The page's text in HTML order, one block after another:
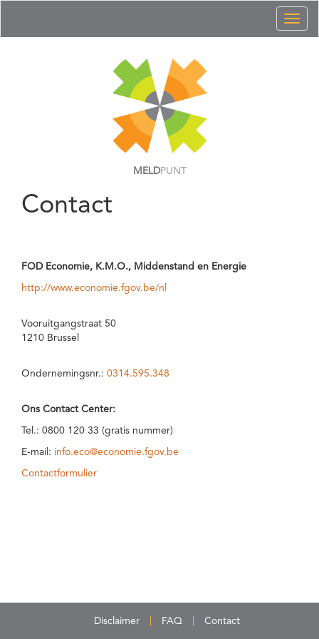
MELDPUNT
Contact
FOD Economie, K.M.O., Middenstand en Energie
http://www.economie.fgov.be/nl
Vooruitgangstraat 50
1210 Brussel
Ondernemingsnr.: 0314.595.348
Ons Contact Center:
Tel.: 0800 120 33 (gratis nummer)
E-mail: info.eco@economie.fgov.be
Contactformulier
Disclaimer FAQ Contact